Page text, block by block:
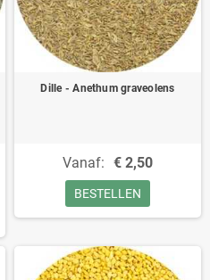
Dille - Anethum graveolens
Vanaf: € 2,50
BESTELLEN